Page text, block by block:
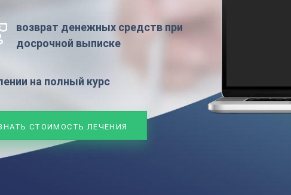
возврат денежных средств при
досрочной выписке
на полный курс
СТОИМОСТЬ ЛЕЧЕНИЯ